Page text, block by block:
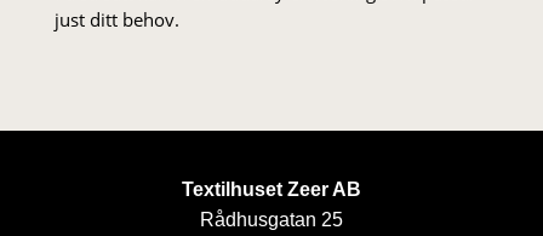
just ditt behov.
Textilhuset Zeer AB
Rådhusgatan 25